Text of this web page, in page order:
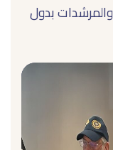
والمرشدات بدول